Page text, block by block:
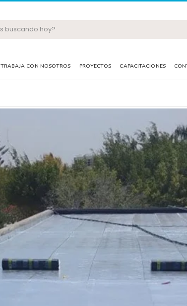
TRABAJA CON NOSOTROS PROYECTOS CAPACITACIONES